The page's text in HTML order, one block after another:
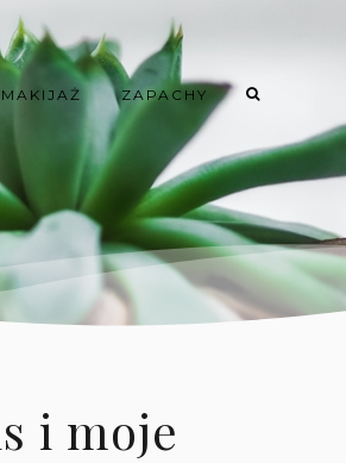
MAKIJAŻ ZAPACHY
i moje